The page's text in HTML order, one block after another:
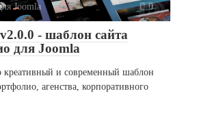
Joomla 0
- шаблон сайта
для Joomla
креативный и современный шаблон
агенства, корпоративного